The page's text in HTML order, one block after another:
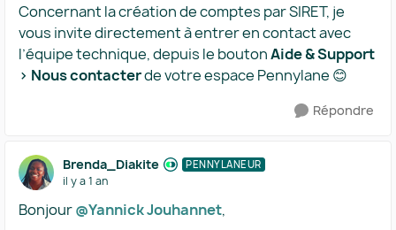
Concernant la création de comptes par SIRET, je
vous invite directement à entrer en contact avec
l’équipe technique, depuis le boutonAide & Support
> Nous contacterde votre espace Pennylane 😊
Répondre
Brenda_Diakite PENNYLANEUR
il y a 1 an
Bonjour ​@Yannick Jouhannet,